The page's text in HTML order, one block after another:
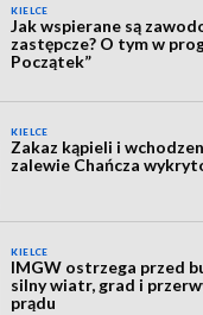
KIELCE
Jak wspierane są
zastępcze? O tym w
Początek”
KIELCE
Zakaz kąpieli i
zalewie Chańcza
KIELCE
IMGW ostrzega przed
silny wiatr, grad i
prądu